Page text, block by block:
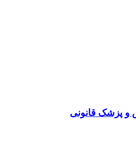
و پزشک قانونی